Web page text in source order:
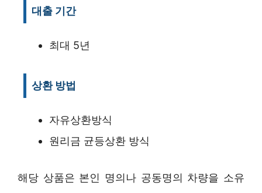
대출 기간
최대 5년
상환 방법
자유상환방식
원리금 균등상환 방식
해당 상품은 본인 명의나 공동명의 차량을 소유